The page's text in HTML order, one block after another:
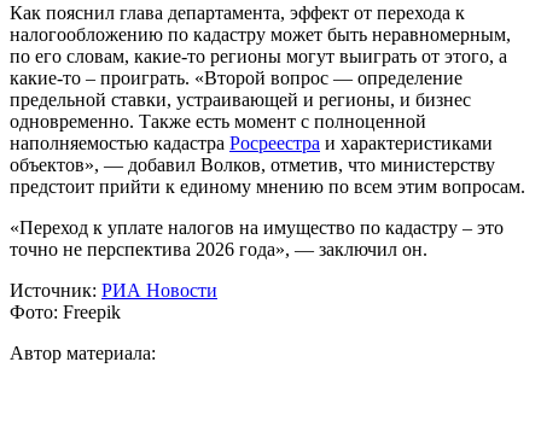
Как пояснил глава департамента, эффект от перехода к
налогообложению по кадастру может быть неравномерным,
по его словам, какие-то регионы могут выиграть от этого, а
какие-то – проиграть. «Второй вопрос — определение
предельной ставки, устраивающей и регионы, и бизнес
одновременно. Также есть момент с полноценной
наполняемостью кадастра Росреестра и характеристиками
объектов», — добавил Волков, отметив, что министерству
предстоит прийти к единому мнению по всем этим вопросам.
«Переход к уплате налогов на имущество по кадастру – это
точно не перспектива 2026 года», — заключил он.
Источник: РИА Новости
Фото: Freepik
Автор материала: